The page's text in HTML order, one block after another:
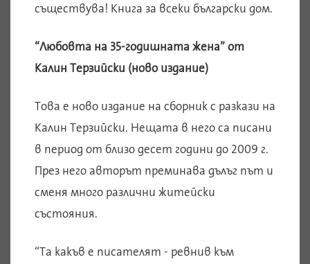
съществува! Книга за всеки български дом.
“Любовта на 35-годишната жена” от
Калин Терзийски (ново издание)
Това е ново издание на сборник с разкази на
Калин Терзийски. Нещата в него са писани
в период от близо десет години до 2009 г.
През него авторът преминава дълъг път и
сменя много различни житейски
състояния.
“Та какъв е писателят - ревнив към